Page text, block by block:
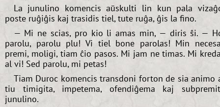
La junulino komencis aŭskulti lin kun pala
poste ruĝiĝis kaj trasidis tiel, tute ruĝa, ĝis la fino.
— Mi ne scias, pro kio li amas min, — diris ŝi. —
parolu, parolu plu! Vi tiel bone parolas! Min
premi, moligi, tiam ĉio pasos. Mi jam ne timas. Mi
al vi! Sed parolu, mi petas!
Tiam Duroc komencis transdoni forton de sia animo
tiu timigita, impetema, ofendiĝema kaj
junulino.